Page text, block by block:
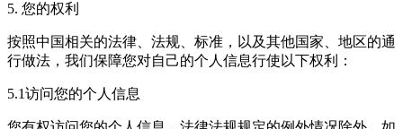
5. 您的权利
按照中国相关的法律、法规、标准，以及其他国家、地区的通
行做法，我们保障您对自己的个人信息行使以下权利：
5.1访问您的个人信息